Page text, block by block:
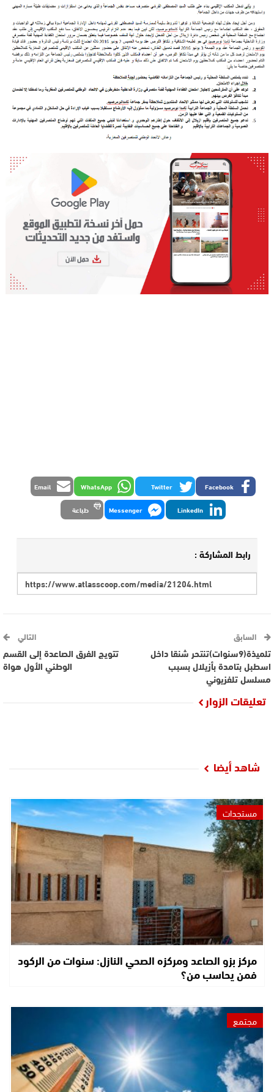
Facebook
Twitter
WhatsApp
Email
LinkedIn
Messenger طباعة
رابط المشاركة :
السابق
تلميذة(9سنوات)تنتحر شنقا داخل
اسطبل بتامدة بأزيلال بسبب
مسلسل تلفزيوني
التالي
تتويج الفرق الصاعدة إلى القسم
الوطني الأول هواة
تعليقات الزوار
شاهد أيضا
مستجدات
مركز بزو الصاعد ومركزه الصحي النازل: سنوات من الركود
فمن يحاسب من؟
مجتمع